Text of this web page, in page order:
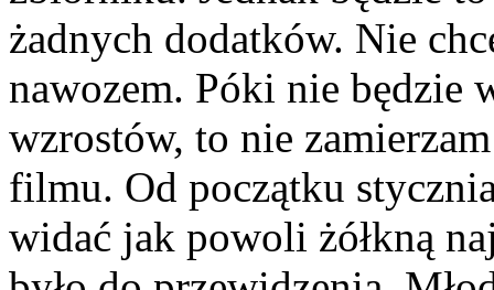
żadnych dodatków. Nie
nawozem. Póki nie będzie
wzrostów, to nie
filmu. Od początku
widać jak powoli żółkną